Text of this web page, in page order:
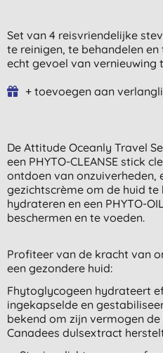
Set van 4 reisvriendelijke
te reinigen, te behandelen
echt gevoel van vernieuwing
+ toevoegen aan
De Attitude Oceanly Travel
een PHYTO-CLEANSE stick
ontdoen van onzuiverheden,
gezichtscrème om de huid te
hydrateren en een PHYTO-
beschermen en te voeden.
Profiteer van de kracht van
een gezondere huid:
Fhytoglycogeen hydrateert
ingekapselde en
bekend om zijn vermogen
Canadees dulsextract